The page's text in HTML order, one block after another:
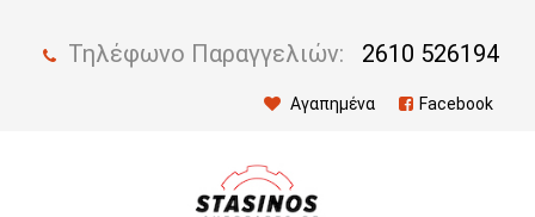
Τηλέφωνο Παραγγελιών: 2610 526194
Αγαπημένα Facebook